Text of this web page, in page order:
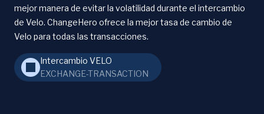
mejor manera de evitar la volatilidad durante el intercambio
de Velo. ChangeHero ofrece la mejor tasa de cambio de
Velo para todas las transacciones.
Intercambio VELO
EXCHANGE-TRANSACTION